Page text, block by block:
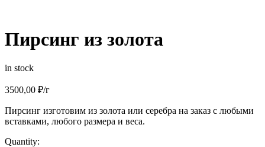
Пирсинг из золота
in stock
3500,00 ₽/г
Пирсинг изготовим из золота или серебра на заказ с любыми
вставками, любого размера и веса.
Quantity: